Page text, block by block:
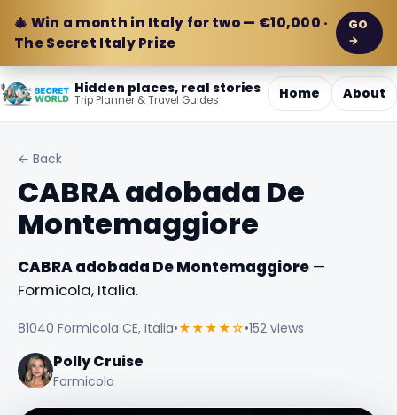
🎄 Win a month in Italy for two — €10,000 ·
The Secret Italy Prize
GO
→
Hidden places, real stories
Trip Planner & Travel Guides Home About
← Back
CABRA adobada De
Montemaggiore
CABRA adobada De Montemaggiore —
Formicola, Italia.
81040 Formicola CE, Italia•★★★★☆•152 views
Polly Cruise
Formicola